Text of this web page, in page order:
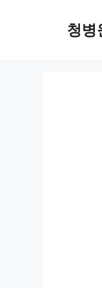
청병